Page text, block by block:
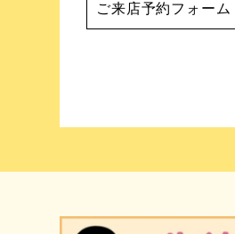
ご来店予約フォーム